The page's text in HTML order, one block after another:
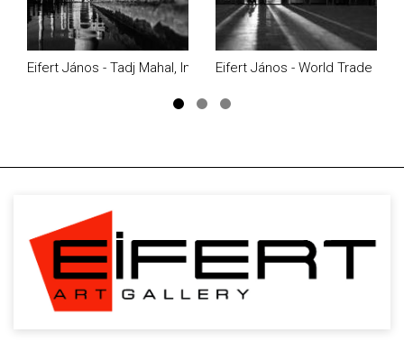
Eifert János - Tadj Mahal, India (1974)Eifert János - World Trade